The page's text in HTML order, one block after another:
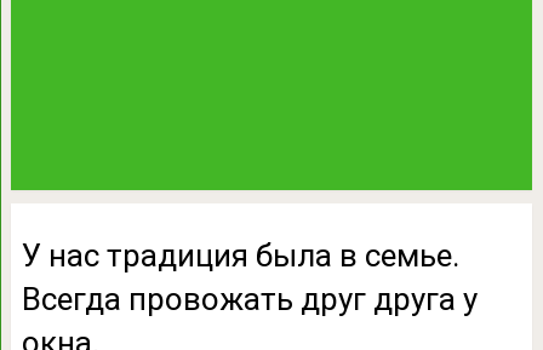
У нас традиция была в семье.
Всегда провожать друг друга у
окна.